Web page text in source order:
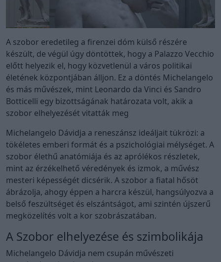
A szobor eredetileg a firenzei dóm külső részére
készült, de végül úgy döntöttek, hogy a Palazzo Vecchio
előtt helyezik el, hogy közvetlenül a város politikai
életének központjában álljon. Ez a döntés Michelangelo
és más művészek, mint Leonardo da Vinci és Sandro
Botticelli egy bizottságának határozata volt, akik a
szobor elhelyezését vitatták meg
Michelangelo Dávidja a reneszánsz ideáljait tükrözi: a
tökéletes emberi formát és a pszichológiai mélységet. A
szobor élethű anatómiája és az aprólékos részletek,
mint az érzékelhető véredények és izmok, a művész
mesteri képességét dicsérik. A szobor a fiatal hősöt
ábrázolja, ahogy éppen a harcra készül, hangsúlyozva a
belső feszültséget és elszántságot, ami szintén újszerű
megközelítés volt a kor szobrászatában.
A Szobor elhelyezése és szimbolikája
Michelangelo Dávidja nem csupán művészeti